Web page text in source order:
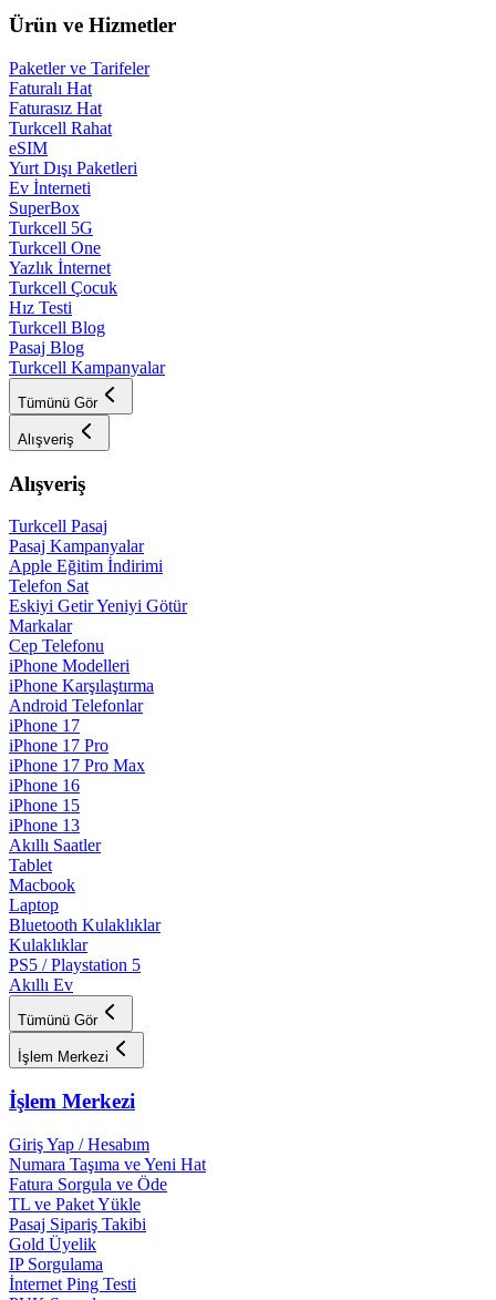
Ürün ve Hizmetler
Paketler ve Tarifeler
Faturalı Hat
Faturasız Hat
Turkcell Rahat
eSIM
Yurt Dışı Paketleri
Ev İnterneti
SuperBox
Turkcell 5G
Turkcell One
Yazlık İnternet
Turkcell Çocuk
Hız Testi
Turkcell Blog
Pasaj Blog
Turkcell Kampanyalar
Tümünü Gör
Alışveriş
Alışveriş
Turkcell Pasaj
Pasaj Kampanyalar
Apple Eğitim İndirimi
Telefon Sat
Eskiyi Getir Yeniyi Götür
Markalar
Cep Telefonu
iPhone Modelleri
iPhone Karşılaştırma
Android Telefonlar
iPhone 17
iPhone 17 Pro
iPhone 17 Pro Max
iPhone 16
iPhone 15
iPhone 13
Akıllı Saatler
Tablet
Macbook
Laptop
Bluetooth Kulaklıklar
Kulaklıklar
PS5 / Playstation 5
Akıllı Ev
Tümünü Gör
İşlem Merkezi
İşlem Merkezi
Giriş Yap / Hesabım
Numara Taşıma ve Yeni Hat
Fatura Sorgula ve Öde
TL ve Paket Yükle
Pasaj Sipariş Takibi
Gold Üyelik
IP Sorgulama
İnternet Ping Testi